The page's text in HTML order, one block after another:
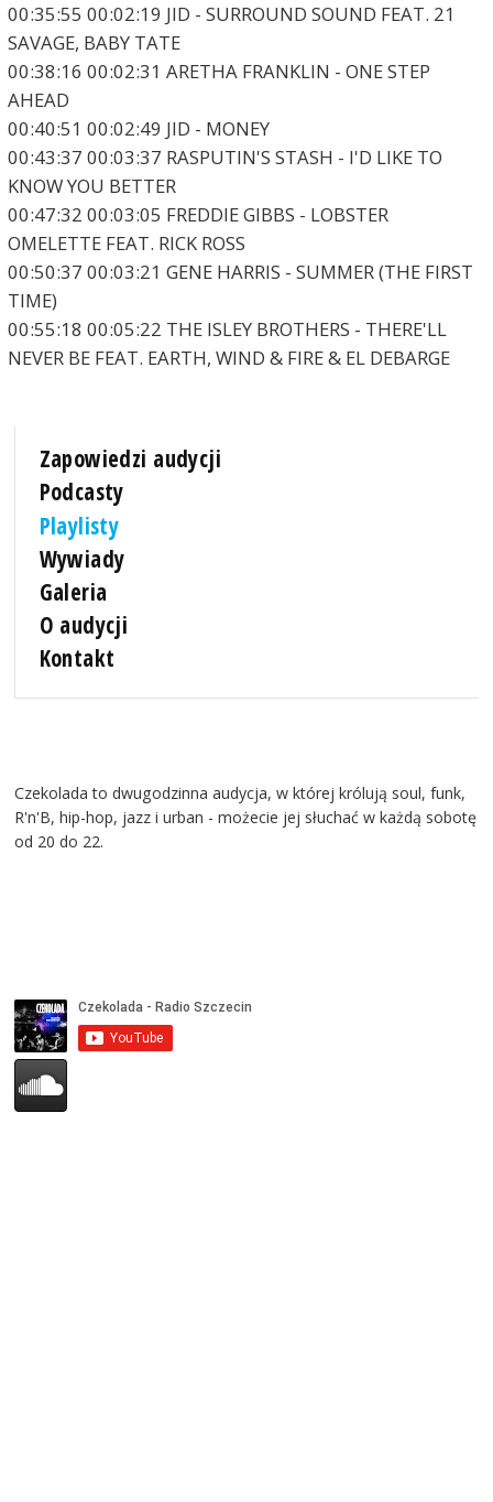
00:35:55 00:02:19 JID - SURROUND SOUND FEAT. 21
SAVAGE, BABY TATE
00:38:16 00:02:31 ARETHA FRANKLIN - ONE STEP
AHEAD
00:40:51 00:02:49 JID - MONEY
00:43:37 00:03:37 RASPUTIN'S STASH - I'D LIKE TO
KNOW YOU BETTER
00:47:32 00:03:05 FREDDIE GIBBS - LOBSTER
OMELETTE FEAT. RICK ROSS
00:50:37 00:03:21 GENE HARRIS - SUMMER (THE FIRST
TIME)
00:55:18 00:05:22 THE ISLEY BROTHERS - THERE'LL
NEVER BE FEAT. EARTH, WIND & FIRE & EL DEBARGE
Zapowiedzi audycji
Podcasty
Playlisty
Wywiady
Galeria
O audycji
Kontakt
Czekolada to dwugodzinna audycja, w której królują soul, funk,
R'n'B, hip-hop, jazz i urban - możecie jej słuchać w każdą sobotę
od 20 do 22.